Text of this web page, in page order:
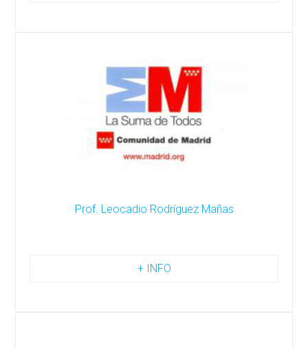
Prof. Leocadio Rodríguez Mañas
+ INFO